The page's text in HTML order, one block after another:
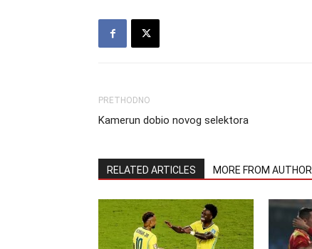
PRETHODNO
Kamerun dobio novog selektora
RELATED ARTICLES MORE FROM AUTHOR